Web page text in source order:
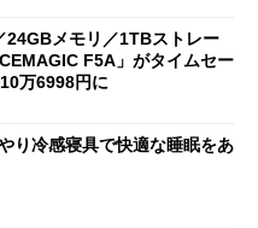
24GBメモリ／1TBストレー
F5A」がタイムセー
万6998円に
り冷感寝具で快適な睡眠をあ